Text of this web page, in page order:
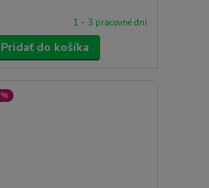
1 - 3 pracovné dni
Pridať do košíka